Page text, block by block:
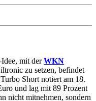
mit derWKN
zu setzen, befindet
Short notiert am 18.
und lag mit 89 Prozent
nicht mitnehmen, sondern